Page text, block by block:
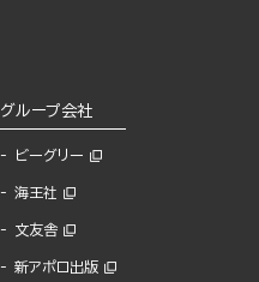
グループ会社
ビーグリー
海王社
文友舎
新アポロ出版